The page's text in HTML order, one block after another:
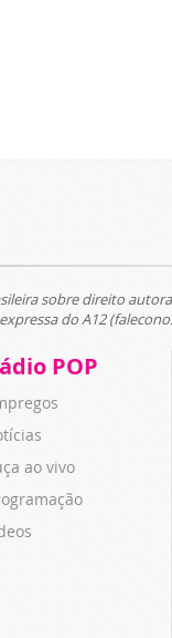
sobre direito
do A12
POP
ao vivo